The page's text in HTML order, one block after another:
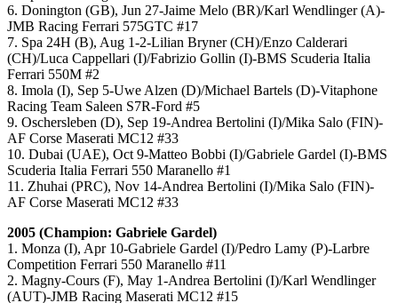
6. Donington (GB), Jun 27-Jaime Melo (BR)/Karl Wendlinger (A)-
JMB Racing Ferrari 575GTC #17
7. Spa 24H (B), Aug 1-2-Lilian Bryner (CH)/Enzo Calderari
(CH)/Luca Cappellari (I)/Fabrizio Gollin (I)-BMS Scuderia Italia
Ferrari 550M #2
8. Imola (I), Sep 5-Uwe Alzen (D)/Michael Bartels (D)-Vitaphone
Racing Team Saleen S7R-Ford #5
9. Oschersleben (D), Sep 19-Andrea Bertolini (I)/Mika Salo (FIN)-
AF Corse Maserati MC12 #33
10. Dubai (UAE), Oct 9-Matteo Bobbi (I)/Gabriele Gardel (I)-BMS
Scuderia Italia Ferrari 550 Maranello #1
11. Zhuhai (PRC), Nov 14-Andrea Bertolini (I)/Mika Salo (FIN)-
AF Corse Maserati MC12 #33
2005 (Champion: Gabriele Gardel)
1. Monza (I), Apr 10-Gabriele Gardel (I)/Pedro Lamy (P)-Larbre
Competition Ferrari 550 Maranello #11
2. Magny-Cours (F), May 1-Andrea Bertolini (I)/Karl Wendlinger
(AUT)-JMB Racing Maserati MC12 #15